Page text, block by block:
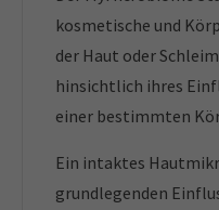
kosmetische und
der Haut oder
hinsichtlich ihres
einer bestimmten
Ein intaktes
grundlegenden